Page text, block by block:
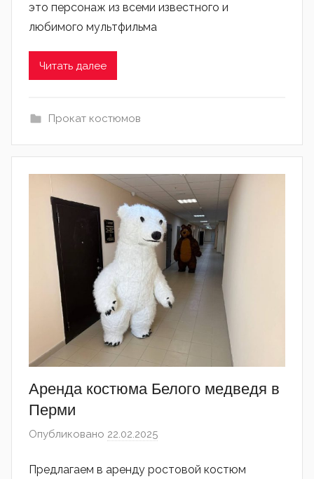
это персонаж из всеми известного и
любимого мультфильма
Читать далее
Прокат костюмов
Аренда костюма Белого медведя в
Перми
Опубликовано 22.02.2025
Предлагаем в аренду ростовой костюм